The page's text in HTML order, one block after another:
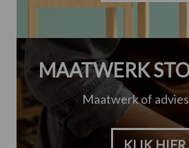
MAATWERK
Maatwerk of
KLIK HIER